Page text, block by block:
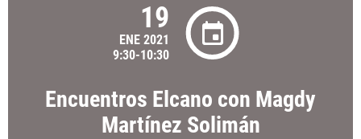
Encuentros Elcano con Magdy
Martínez Solimán
19
ENE 2021
9:30-10:30